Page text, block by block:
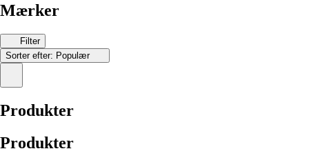
Mærker
Filter
Sorter efter: Populær
Produkter
Produkter